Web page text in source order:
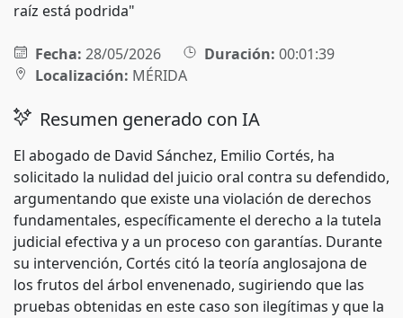
raíz está podrida"
Fecha: 28/05/2026 Duración: 00:01:39
Localización: MÉRIDA
Resumen generado con IA
El abogado de David Sánchez, Emilio Cortés, ha
solicitado la nulidad del juicio oral contra su defendido,
argumentando que existe una violación de derechos
fundamentales, específicamente el derecho a la tutela
judicial efectiva y a un proceso con garantías. Durante
su intervención, Cortés citó la teoría anglosajona de
los frutos del árbol envenenado, sugiriendo que las
pruebas obtenidas en este caso son ilegítimas y que la